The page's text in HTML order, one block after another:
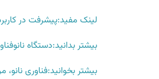
لینک مفید:پیشرفت در
بیشتر بدانید:دستگاه
بیشتر بخوانید:فناوری